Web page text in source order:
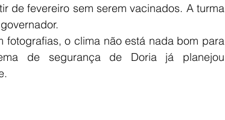
de fevereiro sem serem vacinados. A turma
o clima não está nada bom para
de segurança de Doria já planejou